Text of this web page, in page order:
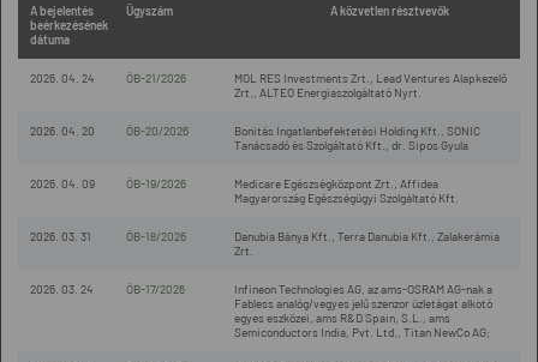
A bejelentés
beérkezésének
dátuma
Ügyszám A közvetlen résztvevők
2026. 04. 24 ÖB-21/2026
MOL RES Investments Zrt., Lead Ventures Alapkezelő
Zrt., ALTEO Energiaszolgáltató Nyrt.
2026. 04. 20 ÖB-20/2026
Bonitás Ingatlanbefektetési Holding Kft., SONIC
Tanácsadó és Szolgáltató Kft., dr. Sipos Gyula
2026. 04. 09 ÖB-19/2026
Medicare Egészségközpont Zrt., Affidea
Magyarország Egészségügyi Szolgáltató Kft.
2026. 03. 31 ÖB-18/2026
Danubia Bánya Kft., Terra Danubia Kft., Zalakerámia
Zrt.
2026. 03. 24 ÖB-17/2026
Infineon Technologies AG, az ams-OSRAM AG-nak a
Fabless analóg/vegyes jelű szenzor üzletágat alkotó
egyes eszközei, ams R&D Spain, S.L., ams
Semiconductors India, Pvt. Ltd., Titan NewCo AG;